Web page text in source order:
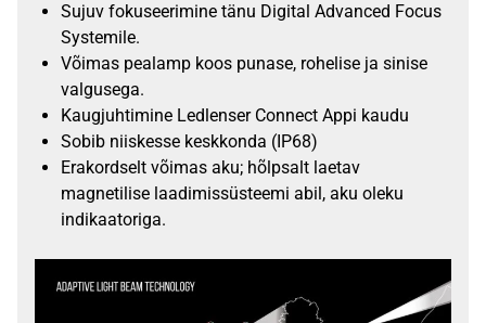
Sujuv fokuseerimine tänu Digital Advanced Focus
Systemile.
Võimas pealamp koos punase, rohelise ja sinise
valgusega.
Kaugjuhtimine Ledlenser Connect Appi kaudu
Sobib niiskesse keskkonda (IP68)
Erakordselt võimas aku; hõlpsalt laetav
magnetilise laadimissüsteemi abil, aku oleku
indikaatoriga.